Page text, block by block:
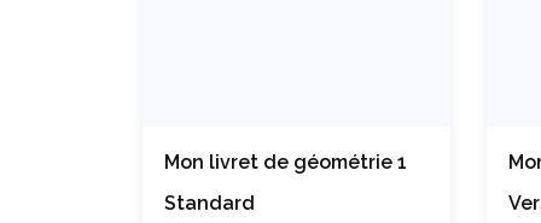
Mon livret de géométrie 1
Standard